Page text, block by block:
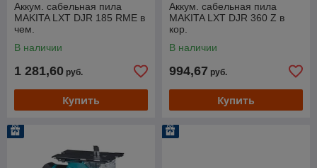
Аккум. сабельная пила
MAKITA LXT DJR 185 RME в
чем.
В наличии
1 281,60 руб.
Купить
Аккум. сабельная пила
MAKITA LXT DJR 360 Z в
кор.
В наличии
994,67 руб.
Купить